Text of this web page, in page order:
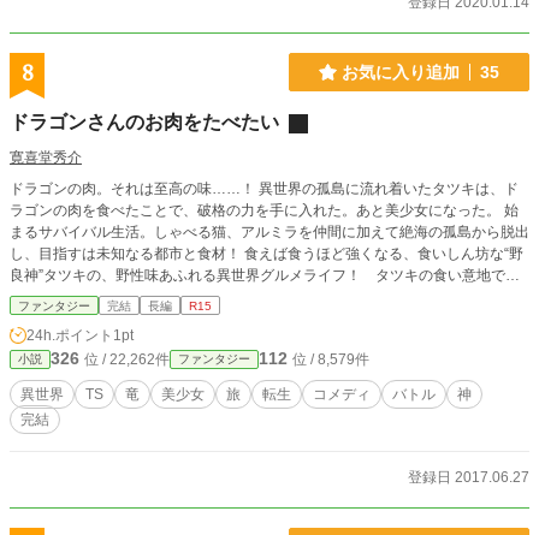
8 お気に入り追加 35
ドラゴンさんのお肉をたべたい
寛喜堂秀介
ドラゴンの肉。それは至高の味……！ 異世界の孤島に流れ着いたタツキは、ド
ラゴンの肉を食べたことで、破格の力を手に入れた。あと美少女になった。 始
まるサバイバル生活。しゃべる猫、アルミラを仲間に加えて絶海の孤島から脱出
し、目指すは未知なる都市と食材！ 食えば食うほど強くなる、食いしん坊な“野
良神”タツキの、野性味あふれる異世界グルメライフ！ タツキの食い意地で世
界がヤバい！？ ／本編完結しました！
ファンタジー 完結 長編 R15
24h.ポイント 1pt
小説 326 位 / 22,262件 ファンタジー 112 位 / 8,579件
異世界 TS 竜 美少女 旅 転生 コメディ バトル
神
完結
登録日 2017.06.27